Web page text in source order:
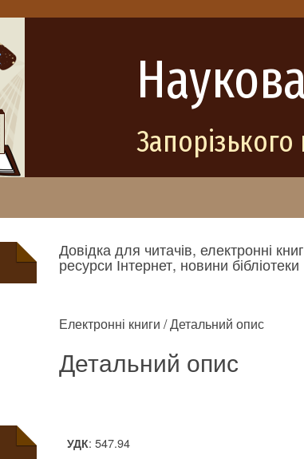
Довідка для читачів, електронні
ресурси Інтернет, новини бібліотеки
Електронні книги / Детальний опис
Детальний опис
УДК: 547.94